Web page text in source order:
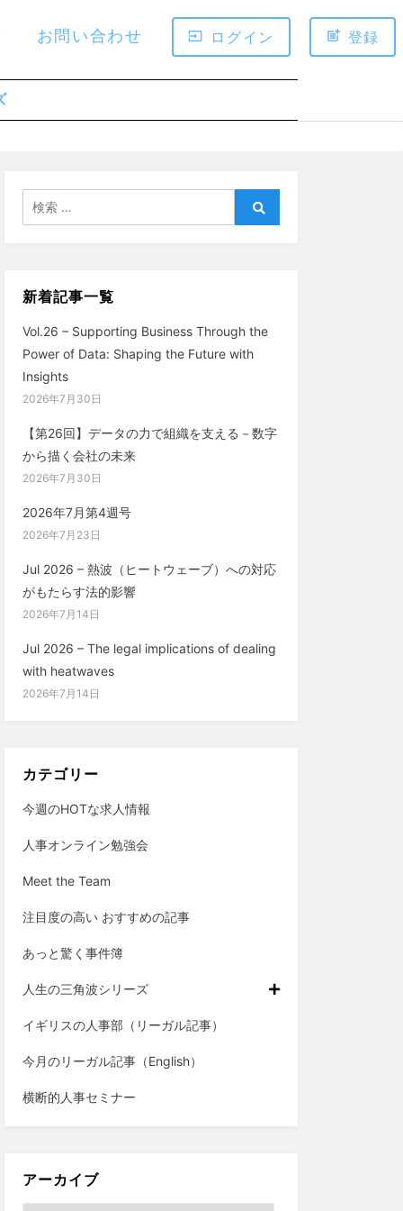
お問い合わせ ログイン 登録
索:
検
新着記事一覧
Vol.26 – Supporting Business Through the
Power of Data: Shaping the Future with
Insights
2026年7月30日
【第26回】データの力で組織を支える－数字
から描く会社の未来
2026年7月30日
2026年7月第4週号
2026年7月23日
Jul 2026 – 熱波（ヒートウェーブ）への対応
がもたらす法的影響
2026年7月14日
Jul 2026 – The legal implications of dealing
with heatwaves
2026年7月14日
カテゴリー
今週のHOTな求人情報
人事オンライン勉強会
Meet the Team
注目度の高い おすすめの記事
あっと驚く事件簿
人生の三角波シリーズ
イギリスの人事部（リーガル記事）
今月のリーガル記事（English）
横断的人事セミナー
アーカイブ